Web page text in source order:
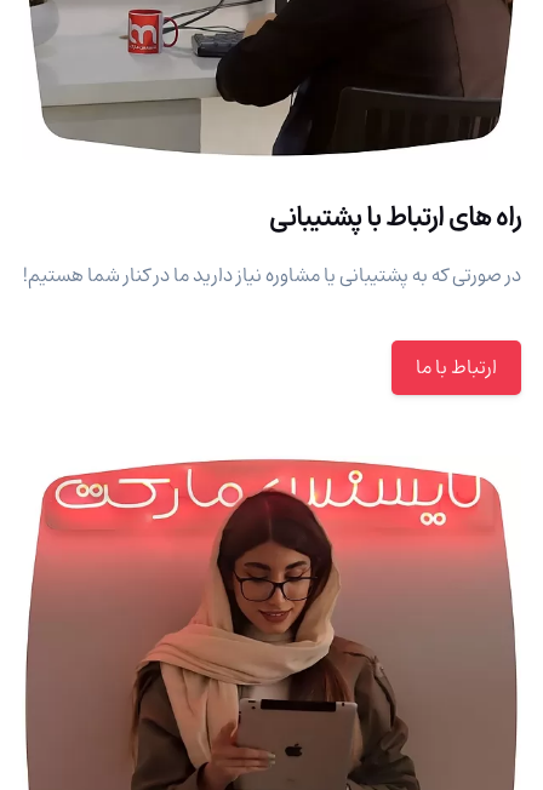
راه های ارتباط با پشتیبانی
در صورتی که به پشتیبانی یا مشاوره نیاز دارید ما در کنار شما هستیم!
ارتباط با ما